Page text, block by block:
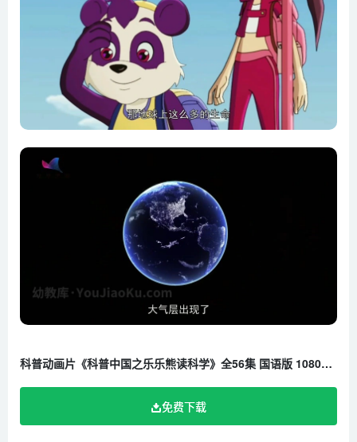
科普动画片《科普中国之乐乐熊读科学》全56集 国语版 1080P/MP4/2.32G 百度云网盘下载
免费下载